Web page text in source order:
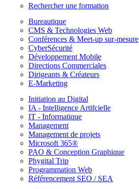
Rechercher une formation
Bureautique
CMS & Technologies Web
Conférences & Meet-up sur-mesure
CyberSécurité
Développement Mobile
Directions Commerciales
Dirigeants & Créateurs
E-Marketing
Initiation au Digital
IA - Intelligence Artifcielle
IT - Informatique
Management
Management de projets
Microsoft 365®
PAO & Conception Graphique
Phygital Trip
Programmation Web
Référencement SEO / SEA